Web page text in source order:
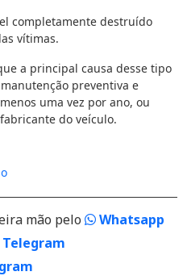
completamente destruído
vítimas.
a principal causa desse tipo
preventiva e
uma vez por ano, ou
do veículo.
mão pelo
Whatsapp
Telegram